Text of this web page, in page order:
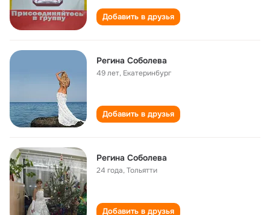
Добавить в друзья
Регина Соболева
49 лет, Екатеринбург
Добавить в друзья
Регина Соболева
24 года,Тольятти
Добавить в друзья